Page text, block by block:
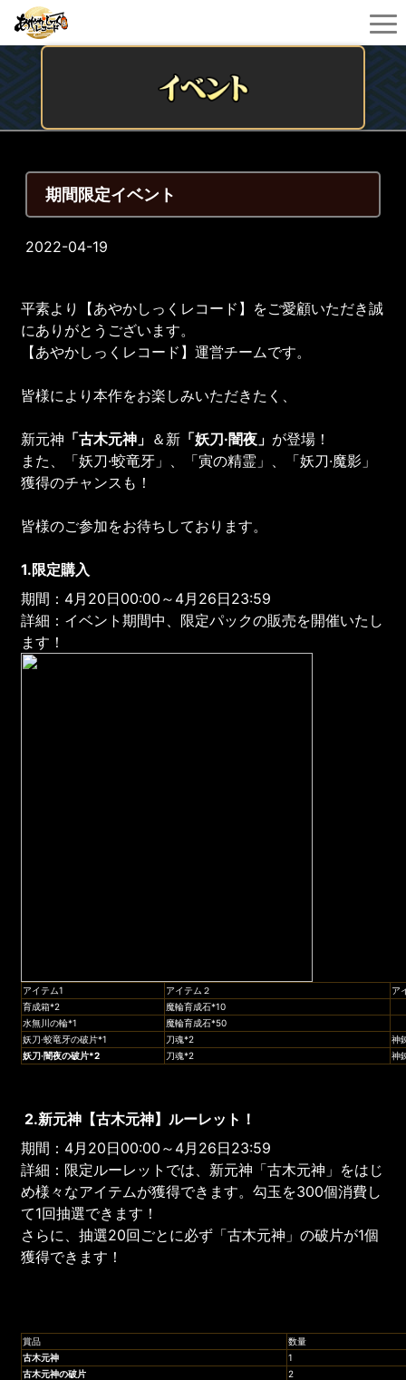
期間限定イベント
2022-04-19
平素より【あやかしっくレコード】をご愛顧いただき誠
にありがとうございます。
【あやかしっくレコード】運営チームです。
皆様により本作をお楽しみいただきたく、
新元神 「古木元神」 ＆新 「妖刀·闇夜」 が登場！
また、「妖刀·蛟竜牙」、「寅の精霊」、「妖刀·魔影」
獲得のチャンスも！
皆様のご参加をお待ちしております。
1.限定購入
期間：4月20日00:00～4月26日23:59
詳細：イベント期間中、限定パックの販売を開催いたし
ます！
アイテム1 アイテム２
ア
育成箱*2
魔輪育成石*10
水無川の輪*1
魔輪育成石*50
妖刀·蛟竜牙の破片*1
刀魂*2
神
妖刀·闇夜の破片*2 刀魂*2 神
2.新元神【古木元神】ルーレット！
期間：4月20日00:00～4月26日23:59
詳細：限定ルーレットでは、新元神「古木元神」をはじ
め様々なアイテムが獲得できます。勾玉を300個消費し
て1回抽選できます！
さらに、抽選20回ごとに必ず「古木元神」の破片が1個
獲得できます！
賞品
数量
古木元神
1
古木元神の破片
2